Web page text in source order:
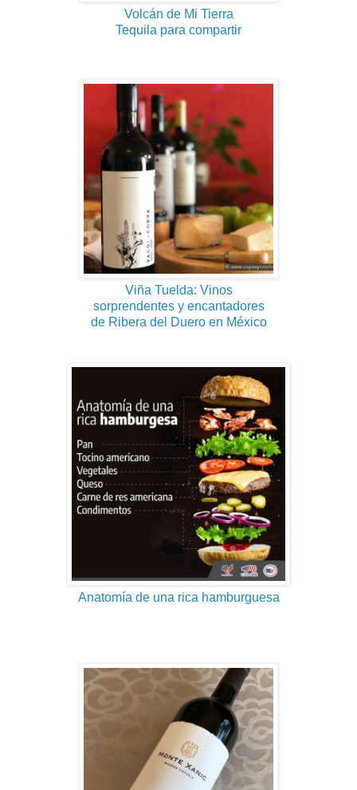
Volcán de Mi Tierra
Tequila para compartir
Viña Tuelda: Vinos
sorprendentes y encantadores
de Ribera del Duero en México
Anatomía de una rica hamburguesa